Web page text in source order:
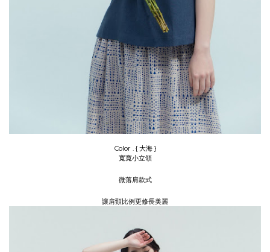
Color . { 大海 }
寬寬小立領
微落肩款式
讓肩頸比例更修長美麗